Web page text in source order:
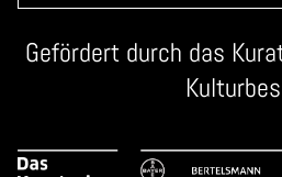
Gefördert durch das